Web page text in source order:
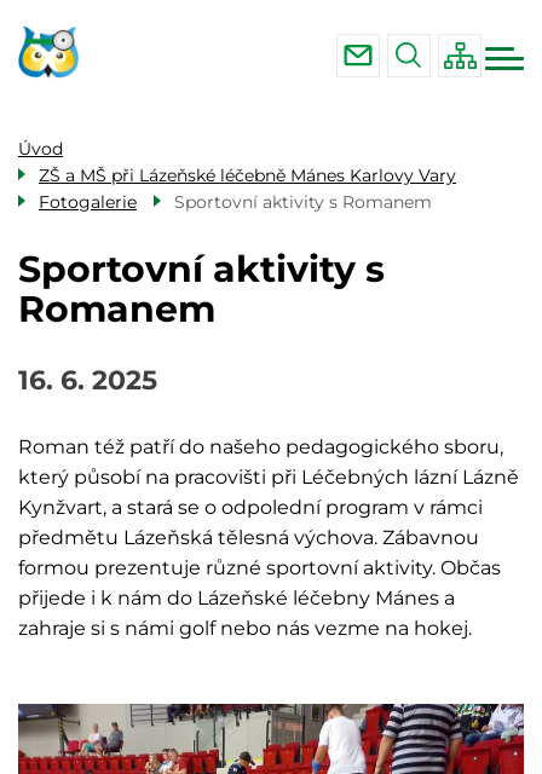
hlavnímu
Menu
navigace
ZŠ a MŠ při nemocnici Karlovy Vary
ZŠ a MŠ při Lázeňské léčebně Mánes
Kynžvart
Úvod
ZŠ a MŠ při Lázeňské léčebně Mánes Karlovy Vary
Fotogalerie
Sportovní aktivity s Romanem
Sportovní aktivity s
Romanem
16. 6. 2025
Roman též patří do našeho pedagogického sboru,
který působí na pracovišti při Léčebných lázní Lázně
Kynžvart, a stará se o odpolední program v rámci
předmětu Lázeňská tělesná výchova. Zábavnou
formou prezentuje různé sportovní aktivity. Občas
přijede i k nám do Lázeňské léčebny Mánes a
zahraje si s námi golf nebo nás vezme na hokej.